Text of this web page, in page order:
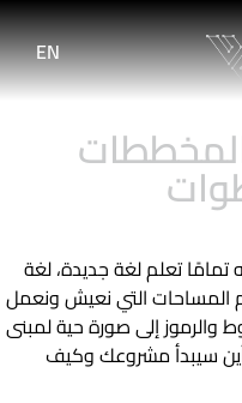
EN
تعلم لغة جديدة، لغة
المساحات التي نعيش ونعمل
والرموز إلى صورة حية لمبنى
سيبدأ مشروعك وكيف